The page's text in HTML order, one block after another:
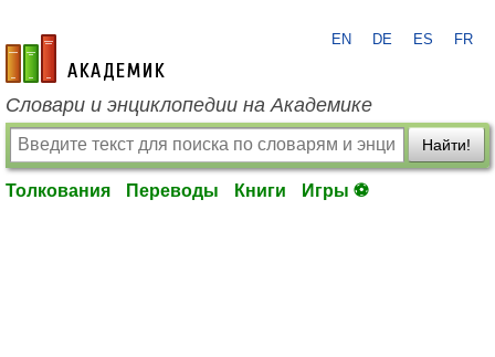
academic.ru
EN DE ES FR
Словари и энциклопедии на Академике
Найти!
Толкования Переводы Книги Игры ⚽